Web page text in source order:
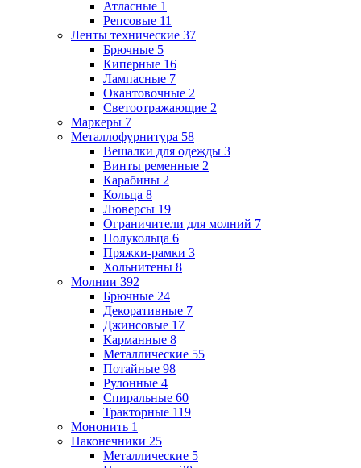
Атласные 1
Репсовые 11
Ленты технические 37
Брючные 5
Киперные 16
Лампасные 7
Окантовочные 2
Светоотражающие 2
Маркеры 7
Металлофурнитура 58
Вешалки для одежды 3
Винты ременные 2
Карабины 2
Кольца 8
Люверсы 19
Ограничители для молний 7
Полукольца 6
Пряжки-рамки 3
Хольнитены 8
Молнии 392
Брючные 24
Декоративные 7
Джинсовые 17
Карманные 8
Металлические 55
Потайные 98
Рулонные 4
Спиральные 60
Тракторные 119
Мононить 1
Наконечники 25
Металлические 5